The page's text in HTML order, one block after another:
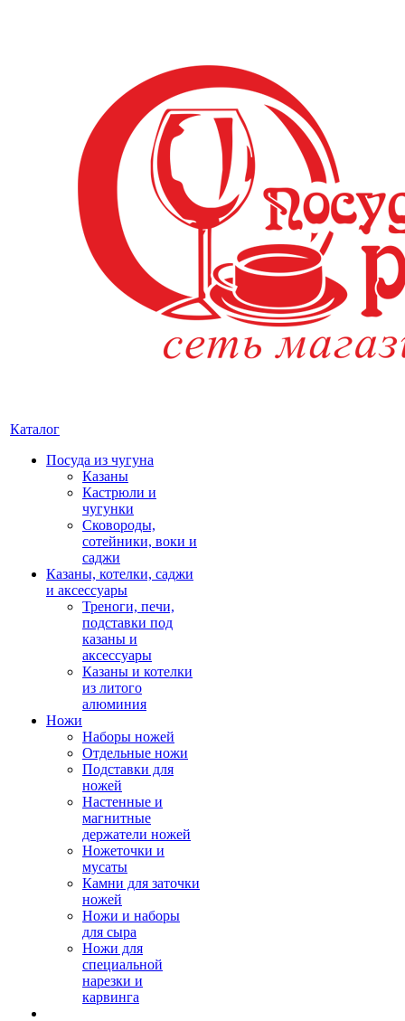
Каталог
Посуда из чугуна
Казаны
Кастрюли и
чугунки
Сковороды,
сотейники, воки и
саджи
Казаны, котелки, саджи
и аксессуары
Треноги, печи,
подставки под
казаны и
аксессуары
Казаны и котелки
из литого
алюминия
Ножи
Наборы ножей
Отдельные ножи
Подставки для
ножей
Настенные и
магнитные
держатели ножей
Ножеточки и
мусаты
Камни для заточки
ножей
Ножи и наборы
для сыра
Ножи для
специальной
нарезки и
карвинга